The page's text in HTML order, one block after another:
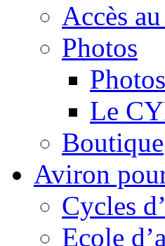
Accès
Photos
Le
Boutique
Aviron
Cycles
Ecole